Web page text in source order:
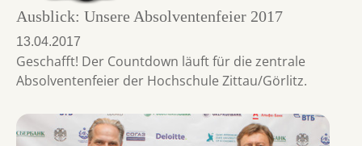
Ausblick: Unsere Absolventenfeier 2017
13.04.2017
Geschafft! Der Countdown läuft für die zentrale
Absolventenfeier der Hochschule Zittau/Görlitz.